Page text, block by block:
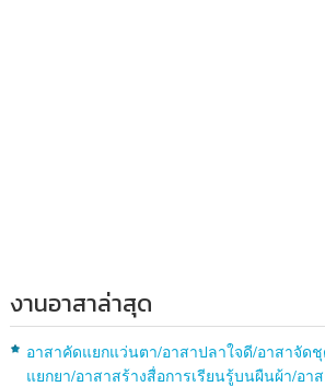
งานอาสาล่าสุด
อาสาคัดแยกแว่นตา/อาสาปลาใจดี/อาสาจัด
แยกยา/อาสาสร้างสื่อการเรียนรู้บนผืนผ้า/อ